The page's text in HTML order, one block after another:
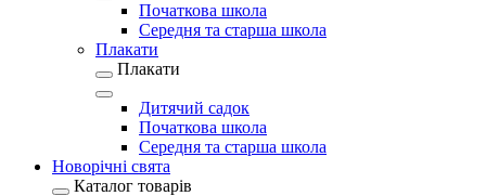
Початкова школа
Середня та старша школа
Плакати
Плакати
Дитячий садок
Початкова школа
Середня та старша школа
Новорічні свята
Каталог товарів